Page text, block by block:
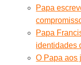
Papa
Papa
identidades
O Papa aos